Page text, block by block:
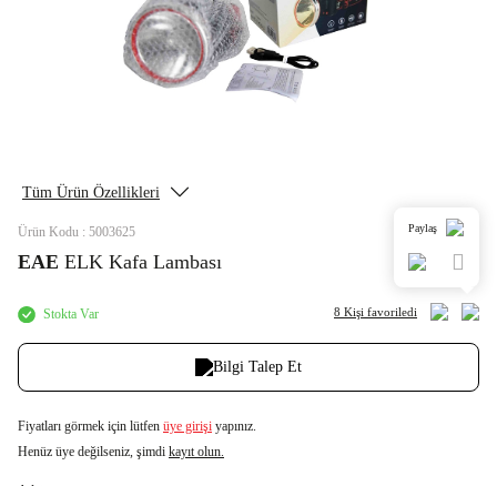
Tüm Ürün Özellikleri
Ürün Kodu : 5003625
EAE ELK Kafa Lambası
Stokta Var 8 Kişi favoriledi
Paylaş
Bilgi Talep Et
Fiyatları görmek için lütfen üye girişi yapınız.
Henüz üye değilseniz, şimdi kayıt olun.